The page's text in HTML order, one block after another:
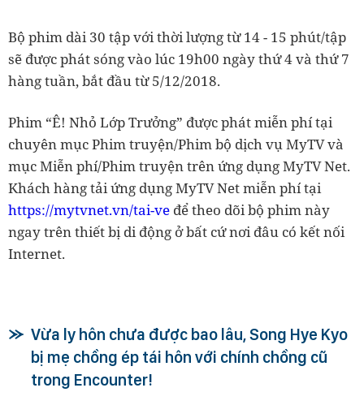
Bộ phim dài 30 tập với thời lượng từ 14 - 15 phút/tập
sẽ được phát sóng vào lúc 19h00 ngày thứ 4 và thứ 7
hàng tuần, bắt đầu từ 5/12/2018.
Phim “Ê! Nhỏ Lớp Trưởng” được phát miễn phí tại
chuyên mục Phim truyện/Phim bộ dịch vụ MyTV và
mục Miễn phí/Phim truyện trên ứng dụng MyTV Net.
Khách hàng tải ứng dụng MyTV Net miễn phí tại
https://mytvnet.vn/tai-ve để theo dõi bộ phim này
ngay trên thiết bị di động ở bất cứ nơi đâu có kết nối
Internet.
Vừa ly hôn chưa được bao lâu, Song Hye Kyo
bị mẹ chồng ép tái hôn với chính chồng cũ
trong Encounter!